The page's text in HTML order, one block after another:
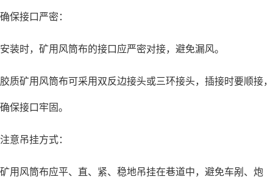
确保接口严密：
安装时，矿用风筒布的接口应严密对接，避免漏风。
胶质矿用风筒布可采用双反边接头或三环接头，插接时要顺接，
确保接口牢固。
注意吊挂方式：
矿用风筒布应平、直、紧、稳地吊挂在巷道中，避免车剐、炮